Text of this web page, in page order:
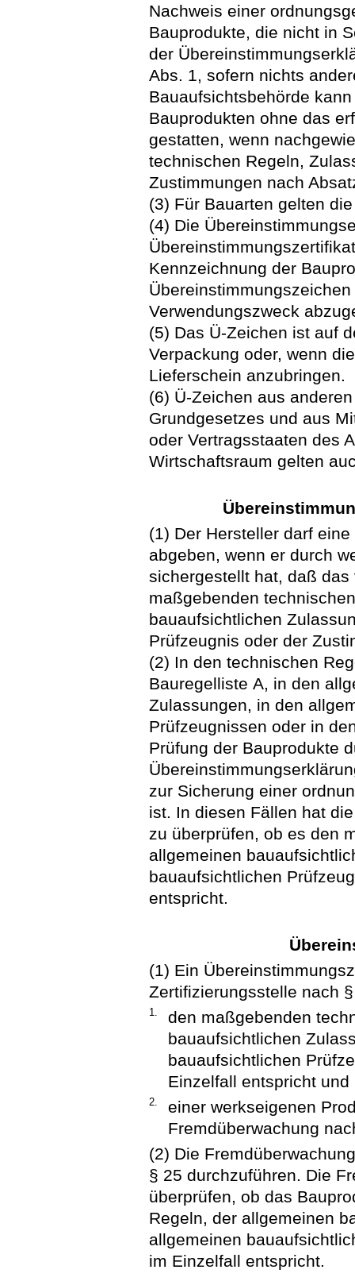
Nachweis einer
Bauprodukte, die nicht in
der
Abs. 1, sofern nichts
Bauaufsichtsbehörde
Bauprodukten ohne das
gestatten, wenn
technischen Regeln,
Zustimmungen nach
(3) Für Bauarten gelten
(4) Die
Kennzeichnung der
Verwendungszweck
(5) Das Ü-Zeichen ist auf
Verpackung oder, wenn
Lieferschein anzubringen.
(6) Ü-Zeichen aus
Grundgesetzes und aus
oder Vertragsstaaten des
Wirtschaftsraum gelten
(1) Der Hersteller darf
abgeben, wenn er durch
sichergestellt hat, daß
maßgebenden
bauaufsichtlichen
Prüfzeugnis oder der
(2) In den technischen
Bauregelliste A, in den
Zulassungen, in den
Prüfzeugnissen oder in
Prüfung der Bauprodukte
zur Sicherung einer
ist. In diesen Fällen hat
zu überprüfen, ob es den
allgemeinen
bauaufsichtlichen
entspricht.
(1) Ein
Zertifizierungsstelle nach
1.
den maßgebenden
bauaufsichtlichen
bauaufsichtlichen
Einzelfall entspricht und
2.
einer werkseigenen
Fremdüberwachung
(2) Die
§ 25 durchzuführen. Die
überprüfen, ob das
Regeln, der allgemeinen
allgemeinen
im Einzelfall entspricht.